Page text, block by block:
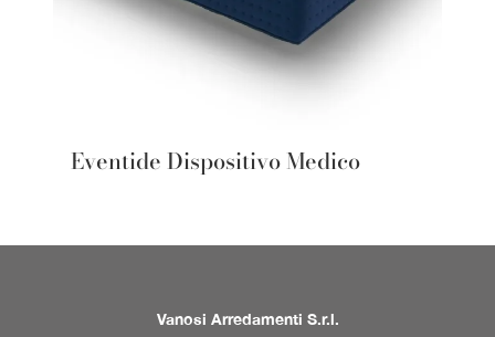
Eventide Dispositivo Medico
Vanosi Arredamenti S.r.l.